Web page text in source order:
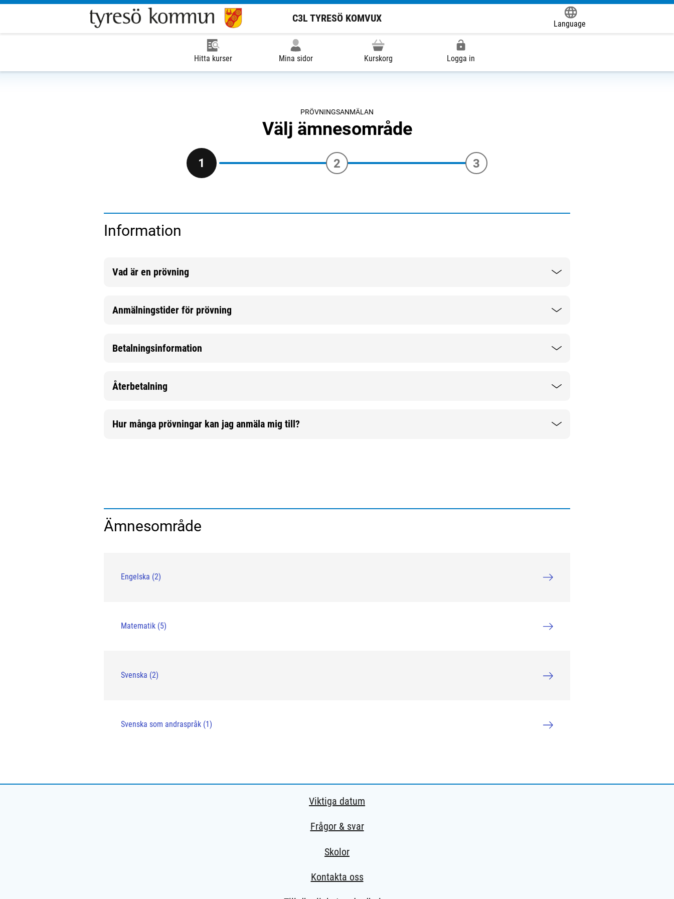
C3L TYRESÖ KOMVUX
Language
Hitta kurser Mina sidor Kurskorg Logga in
PRÖVNINGSANMÄLAN
Välj ämnesområde
Du är på steg 1 av 3
1 2 3
Information
Vad är en prövning
Mer information
Anmälningstider för prövning
Mer information
Betalningsinformation
Mer information
Återbetalning
Mer information
Hur många prövningar kan jag anmäla mig till?
Mer information
Ämnesområde
Engelska (2)
Matematik (5)
Svenska (2)
Svenska som andraspråk (1)
Viktiga datum
Frågor & svar
Skolor
Kontakta oss